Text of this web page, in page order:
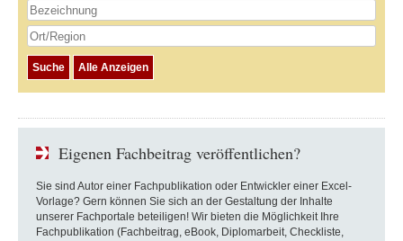
Eigenen Fachbeitrag veröffentlichen?
Sie sind Autor einer Fachpublikation oder Entwickler einer Excel-
Vorlage? Gern können Sie sich an der Gestaltung der Inhalte
unserer Fachportale beteiligen! Wir bieten die Möglichkeit Ihre
Fachpublikation (Fachbeitrag, eBook, Diplomarbeit, Checkliste,